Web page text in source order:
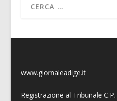
www.giornaleadige.it
Registrazione al Tribunale C.P.